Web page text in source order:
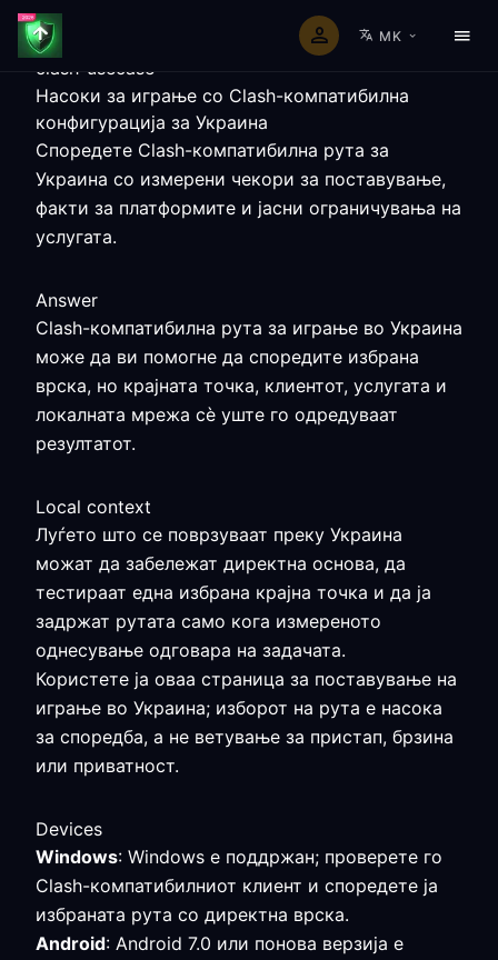
MK
clash-usecase
Насоки за играње со Clash-компатибилна
конфигурација за Украина
Споредете Clash-компатибилна рута за
Украина со измерени чекори за поставување,
факти за платформите и јасни ограничувања на
услугата.
Answer
Clash-компатибилна рута за играње во Украина
може да ви помогне да споредите избрана
врска, но крајната точка, клиентот, услугата и
локалната мрежа сè уште го одредуваат
резултатот.
Local context
Луѓето што се поврзуваат преку Украина
можат да забележат директна основа, да
тестираат една избрана крајна точка и да ја
задржат рутата само кога измереното
однесување одговара на задачата.
Користете ја оваа страница за поставување на
играње во Украина; изборот на рута е насока
за споредба, а не ветување за пристап, брзина
или приватност.
Devices
Windows: Windows е поддржан; проверете го
Clash-компатибилниот клиент и споредете ја
избраната рута со директна врска.
Android: Android 7.0 или понова верзија е